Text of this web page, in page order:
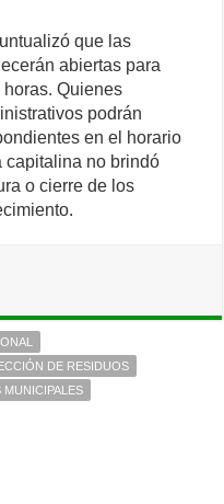
que las
abiertas para
Quienes
podrán
en el horario
capitalina no brindó
o cierre de los
DE RESIDUOS
MUNICIPALES